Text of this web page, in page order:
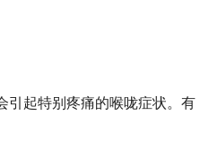
引起特别疼痛的喉咙症状。有